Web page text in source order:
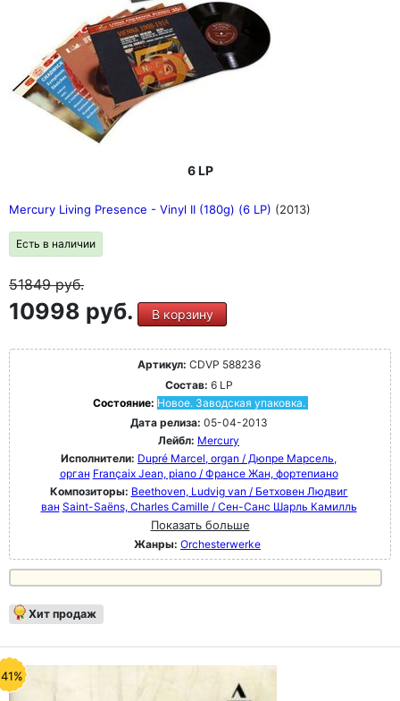
6 LP
Mercury Living Presence - Vinyl II (180g) (6 LP) (2013)
Есть в наличии
51849руб.
10998 руб. В корзину
Артикул: CDVP 588236
Состав: 6 LP
Состояние: Новое. Заводская упаковка.
Дата релиза: 05-04-2013
Лейбл: Mercury
Исполнители: Dupré Marcel, organ / Дюпре Марсель,
орган Françaix Jean, piano / Франсе Жан, фортепиано
Композиторы: Beethoven, Ludvig van / Бетховен Людвиг
ван Saint-Saëns, Charles Camille / Сен-Санс Шарль Камилль
Показать больше
Жанры: Orchesterwerke
Хит продаж